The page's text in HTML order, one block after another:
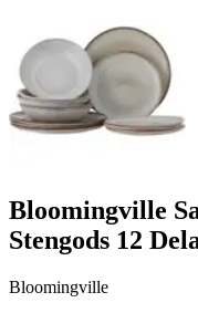
Bloomingville
Stengods 12
Bloomingville